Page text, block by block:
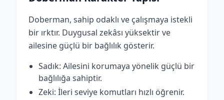
Doberman, sahip odaklı ve çalışmaya istekli
bir ırktır. Duygusal zekâsı yüksektir ve
ailesine güçlü bir bağlılık gösterir.
Sadık: Ailesini korumaya yönelik güçlü bir
bağlılığa sahiptir.
Zeki: İleri seviye komutları hızlı öğrenir.